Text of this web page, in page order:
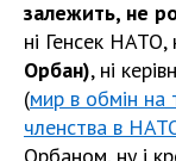
залежить, не
ні Генсек НАТО,
Орбан), ні
(мир в обмін на
членства в